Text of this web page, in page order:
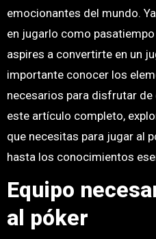
emocionantes del mundo.
en jugarlo como
aspires a convertirte en un
importante conocer los
necesarios para disfrutar
este artículo completo,
que necesitas para jugar al
hasta los conocimientos
Equipo
al póker